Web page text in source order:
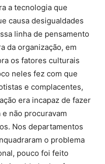
a tecnologia que
causa desigualdades
linha de pensamento
da organização, em
os fatores culturais
neles fez com que
e complacentes,
era incapaz de fazer
não procuravam
Nos departamentos
o problema
pouco foi feito